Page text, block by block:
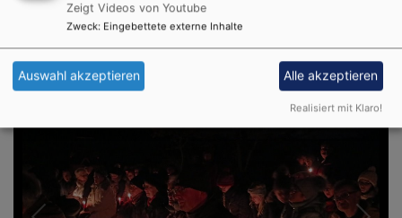
Zeigt Videos von Youtube
Zweck: Eingebettete externe Inhalte
Auswahl akzeptieren Alle akzeptieren
Realisiert mit Klaro!